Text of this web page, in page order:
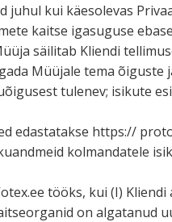
juhul kui käesolevas
kaitse igasuguse
säilitab Kliendi
Müüjale tema
tulenev; isikute
edasta­takse https://
kolman­datele
tööks, kui (I)
on algatanud